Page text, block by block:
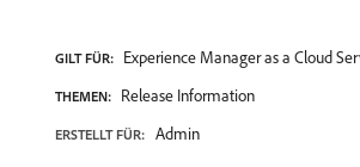
GILT FÜR: Experience Manager as a Cloud
THEMEN: Release Information
ERSTELLT FÜR: Admin